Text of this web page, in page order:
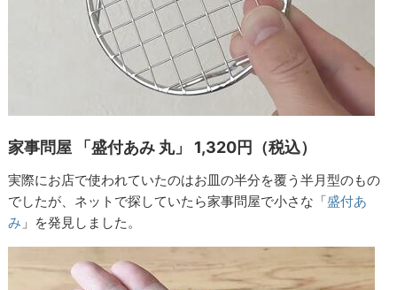
家事問屋 「盛付あみ 丸」 1,320円（税込）
実際にお店で使われていたのはお皿の半分を覆う半月型のもの
でしたが、ネットで探していたら家事問屋で小さな「盛付あ
み 」を発見しました。